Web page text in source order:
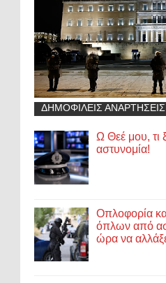
ΔΗΜΟΦΙΛΕΙΣ
Ω Θεέ μου, τι
αστυνομία!
Οπλοφορία
όπλων από
ώρα να